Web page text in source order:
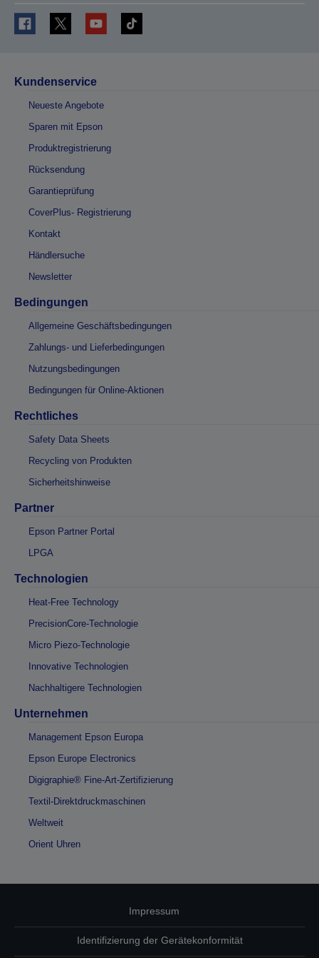
Kundenservice
Neueste Angebote
Sparen mit Epson
Produktregistrierung
Rücksendung
Garantieprüfung
CoverPlus- Registrierung
Kontakt
Händlersuche
Newsletter
Bedingungen
Allgemeine Geschäftsbedingungen
Zahlungs- und Lieferbedingungen
Nutzungsbedingungen
Bedingungen für Online-Aktionen
Rechtliches
Safety Data Sheets
Recycling von Produkten
Sicherheitshinweise
Partner
Epson Partner Portal
LPGA
Technologien
Heat-Free Technology
PrecisionCore-Technologie
Micro Piezo-Technologie
Innovative Technologien
Nachhaltigere Technologien
Unternehmen
Management Epson Europa
Epson Europe Electronics
Digigraphie® Fine-Art-Zertifizierung
Textil-Direktdruckmaschinen
Weltweit
Orient Uhren
Impressum
Identifizierung der Gerätekonformität